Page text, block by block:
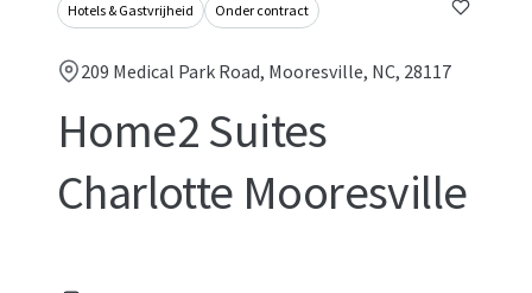
Hotels & Gastvrijheid Onder contract
209 Medical Park Road, Mooresville, NC, 28117
Home2 Suites
Charlotte Mooresville